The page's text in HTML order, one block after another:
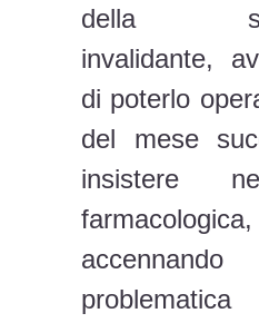
della
invalidante,
di poterlo
del mese
insistere